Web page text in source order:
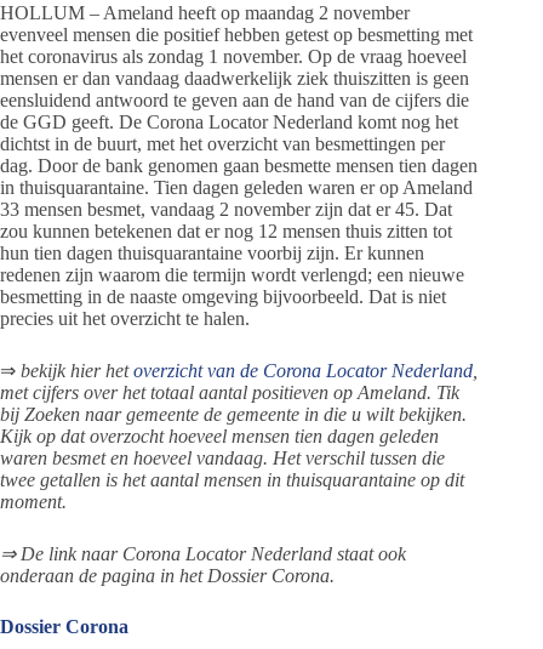
HOLLUM – Ameland heeft op maandag 2 november
evenveel mensen die positief hebben getest op besmetting met
het coronavirus als zondag 1 november. Op de vraag hoeveel
mensen er dan vandaag daadwerkelijk ziek thuiszitten is geen
eensluidend antwoord te geven aan de hand van de cijfers die
de GGD geeft. De Corona Locator Nederland komt nog het
dichtst in de buurt, met het overzicht van besmettingen per
dag. Door de bank genomen gaan besmette mensen tien dagen
in thuisquarantaine. Tien dagen geleden waren er op Ameland
33 mensen besmet, vandaag 2 november zijn dat er 45. Dat
zou kunnen betekenen dat er nog 12 mensen thuis zitten tot
hun tien dagen thuisquarantaine voorbij zijn. Er kunnen
redenen zijn waarom die termijn wordt verlengd; een nieuwe
besmetting in de naaste omgeving bijvoorbeeld. Dat is niet
precies uit het overzicht te halen.
⇒ bekijk hier hetoverzicht van de Corona Locator Nederland
met cijfers over het totaal aantal positieven op Ameland. Tik
bij Zoeken naar gemeente de gemeente in die u wilt bekijken.
Kijk op dat overzocht hoeveel mensen tien dagen geleden
waren besmet en hoeveel vandaag. Het verschil tussen die
twee getallen is het aantal mensen in thuisquarantaine op dit
moment.
⇒ De link naar Corona Locator Nederland staat ook
onderaan de pagina in het Dossier Corona.
Dossier Corona